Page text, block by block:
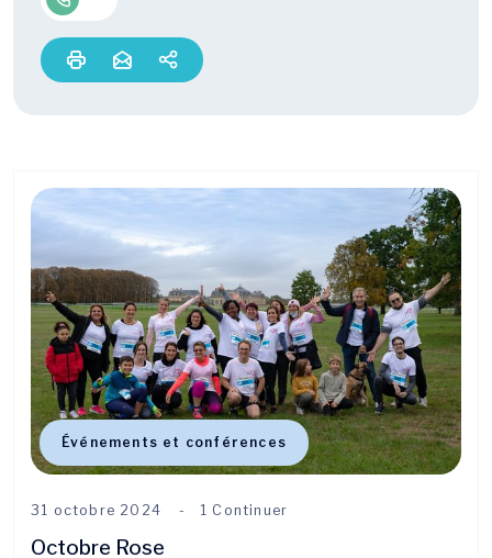
Événements et conférences
31 octobre 2024 1 Continuer
Octobre Rose